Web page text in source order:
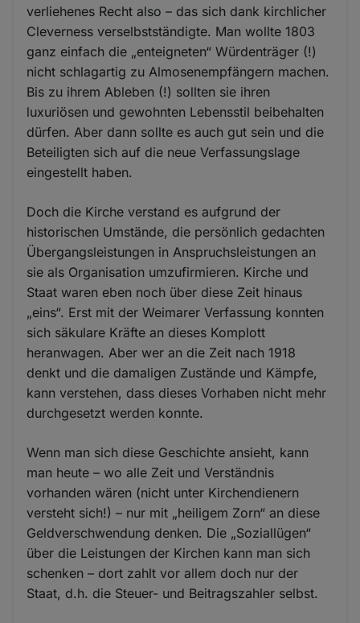
verliehenes Recht also – das sich dank kirchlicher
Cleverness verselbstständigte. Man wollte 1803
ganz einfach die „enteigneten“ Würdenträger (!)
nicht schlagartig zu Almosenempfängern machen.
Bis zu ihrem Ableben (!) sollten sie ihren
luxuriösen und gewohnten Lebensstil beibehalten
dürfen. Aber dann sollte es auch gut sein und die
Beteiligten sich auf die neue Verfassungslage
eingestellt haben.
Doch die Kirche verstand es aufgrund der
historischen Umstände, die persönlich gedachten
Übergangsleistungen in Anspruchsleistungen an
sie als Organisation umzufirmieren. Kirche und
Staat waren eben noch über diese Zeit hinaus
„eins“. Erst mit der Weimarer Verfassung konnten
sich säkulare Kräfte an dieses Komplott
heranwagen. Aber wer an die Zeit nach 1918
denkt und die damaligen Zustände und Kämpfe,
kann verstehen, dass dieses Vorhaben nicht mehr
durchgesetzt werden konnte.
Wenn man sich diese Geschichte ansieht, kann
man heute – wo alle Zeit und Verständnis
vorhanden wären (nicht unter Kirchendienern
versteht sich!) – nur mit „heiligem Zorn“ an diese
Geldverschwendung denken. Die „Soziallügen“
über die Leistungen der Kirchen kann man sich
schenken – dort zahlt vor allem doch nur der
Staat, d.h. die Steuer- und Beitragszahler selbst.